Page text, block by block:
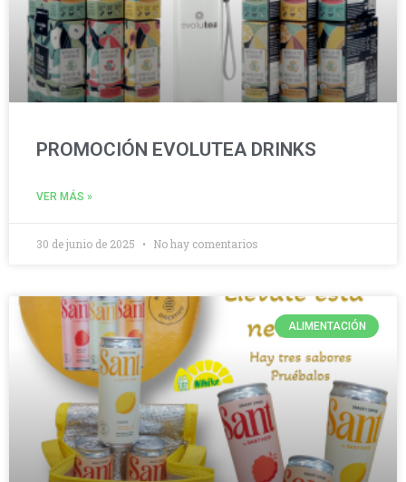
PROMOCIÓN EVOLUTEA DRINKS
VER MÁS »
30 de junio de 2025 No hay comentarios
ALIMENTACIÓN